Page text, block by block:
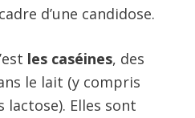
d’une candidose.
les caséines, des
le lait (y compris
lactose). Elles sont